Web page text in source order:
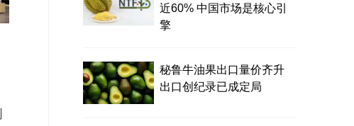
近60% 中国市场是核心引
擎
秘鲁牛油果出口量价齐升
出口创纪录已成定局